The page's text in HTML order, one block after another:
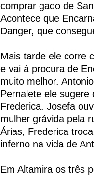
comprar gado de
Acontece que
Danger, que
Mais tarde ele corre
e vai à procura de
muito melhor.
Pernalete ele
Frederica. Josefa
mulher grávida pela
Árias, Frederica
inferno na vida de
Em Altamira os três